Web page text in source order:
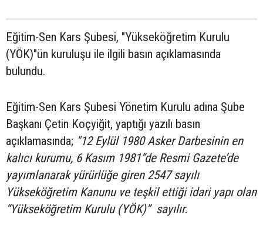
Eğitim-Sen Kars Şubesi, "Yükseköğretim Kurulu
(YÖK)"ün kuruluşu ile ilgili basın açıklamasında
bulundu.
Eğitim-Sen Kars Şubesi Yönetim Kurulu adına Şube
Başkanı Çetin Koçyiğit, yaptığı yazılı basın
açıklamasında; "12 Eylül 1980 Asker Darbesinin en
kalıcı kurumu, 6 Kasım 1981”de Resmi Gazete’de
yayımlanarak yürürlüğe giren 2547 sayılı
Yükseköğretim Kanunu ve teşkil ettiği idari yapı olan
“Yükseköğretim Kurulu (YÖK)” sayılır.